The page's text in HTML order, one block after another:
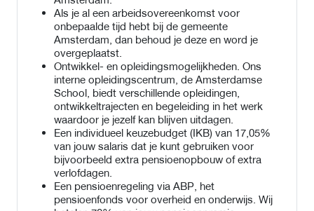
Als je al een arbeidsovereenkomst voor
onbepaalde tijd hebt bij de gemeente
Amsterdam, dan behoud je deze en word je
overgeplaatst.
Ontwikkel- en opleidingsmogelijkheden. Ons
interne opleidingscentrum, de Amsterdamse
School, biedt verschillende opleidingen,
ontwikkeltrajecten en begeleiding in het werk
waardoor je jezelf kan blijven uitdagen.
Een individueel keuzebudget (IKB) van 17,05%
van jouw salaris dat je kunt gebruiken voor
bijvoorbeeld extra pensioenopbouw of extra
verlofdagen.
Een pensioenregeling via ABP, het
pensioenfonds voor overheid en onderwijs. Wij